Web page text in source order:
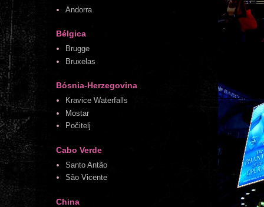
Andorra
Bélgica
Brugge
Bruxelas
Bósnia-Herzegovina
Kravice Waterfalls
Mostar
Počitelj
Cabo Verde
Santo Antão
São Vicente
China